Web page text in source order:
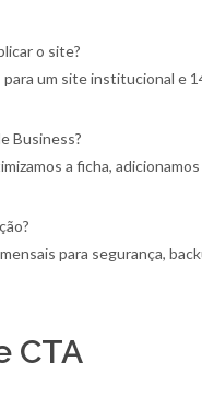
o site?
um site institucional e
Business?
a ficha,
para segurança,
CTA